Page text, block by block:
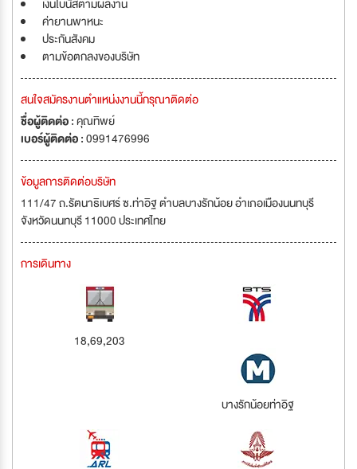
เงินโบนัสตามผลงาน
ค่ายานพาหนะ
ประกันสังคม
ตามข้อตกลงของบริษัท
สนใจสมัครงานตำแหน่งงานนี้กรุณาติดต่อ
ชื่อผู้ติดต่อ :คุณทิพย์
เบอร์ผู้ติดต่อ :0991476996
ข้อมูลการติดต่อบริษัท
111/47 ถ.รัตนาธิเบศร์ ซ.ท่าอิฐ ตำบลบางรักน้อย อำเภอเมืองนนทบุรี
จังหวัดนนทบุรี 11000 ประเทศไทย
การเดินทาง
18,69,203
บางรักน้อยท่าอิฐ